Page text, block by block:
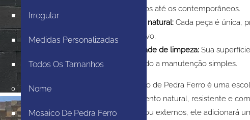
Irregular
Medidas Personalizadas
Todos Os Tamanhos
Nome
Mosaico De Pedra Ferro
clássicos até os contemporâneos.
Beleza natural: Cada peça é única,
exclusivo.
Facilidade de limpeza: Sua
tornando a manutenção simples.
O Mosaico de Pedra Ferro é uma
revestimento natural, resistente e
internos ou externos, ele adicionará